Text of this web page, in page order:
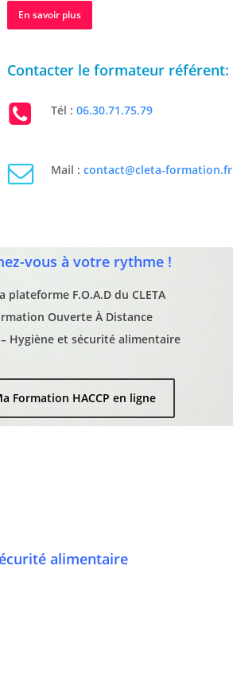
En savoir plus
Contacter le formateur référent:
Tél : 06.30.71.75.79
Mail : contact@cleta-formation.fr
vous à votre rythme !
plateforme F.O.A.D du CLETA
Ouverte À Distance
– Hygiène et sécurité alimentaire
Formation HACCP en ligne
alimentaire